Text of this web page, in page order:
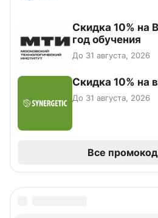
Скидка 10% на
год обучения
До 31 августа, 2026
Скидка 10% на
До 31 августа, 2026
Все